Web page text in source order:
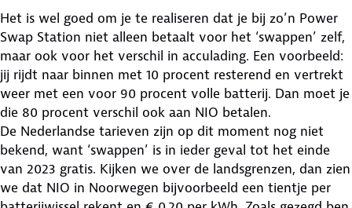
Het is wel goed om je te realiseren dat je bij zo’n Power
Swap Station niet alleen betaalt voor het ‘swappen’ zelf,
maar ook voor het verschil in acculading. Een voorbeeld:
jij rijdt naar binnen met 10 procent resterend en vertrekt
weer met een voor 90 procent volle batterij. Dan moet je
die 80 procent verschil ook aan NIO betalen.
De Nederlandse tarieven zijn op dit moment nog niet
bekend, want ‘swappen’ is in ieder geval tot het einde
van 2023 gratis. Kijken we over de landsgrenzen, dan zien
we dat NIO in Noorwegen bijvoorbeeld een tientje per